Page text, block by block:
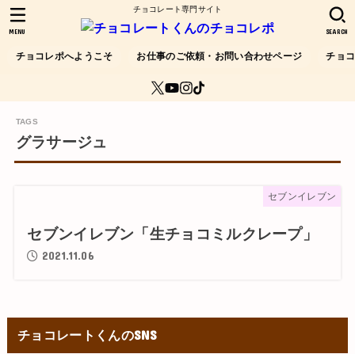
チョコレート専門サイト
チョコレポへようこそ お仕事のご依頼・お問い合わせページ チョ
SEARCH
MENU
グラサージュ
セブンイレブン
セブンイレブン「生チョコミルクレープ」
2021.11.06
チョコレートくんのSNS